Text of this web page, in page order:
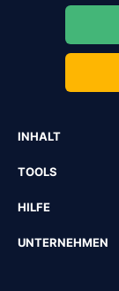
INHALT
TOOLS
HILFE
UNTERNEHMEN